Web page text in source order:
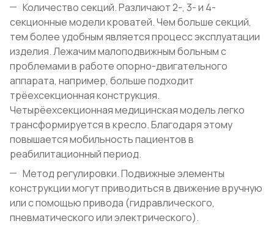
Количество секций. Различают 2-, 3- и 4-
секционные модели кроватей. Чем больше секций,
тем более удобным является процесс эксплуатации
изделия. Лежачим малоподвижным больным с
проблемами в работе опорно-двигательного
аппарата, например, больше подходит
трёехсекционная конструкция.
Четырёехсекционная медицинская модель легко
трансформируется в кресло. Благодаря этому
повышается мобильность пациентов в
реабилитационный период.
Метод регулировки. Подвижные элементы
конструкции могут приводиться в движение вручную
или с помощью привода (гидравлического,
пневматического или электрического).